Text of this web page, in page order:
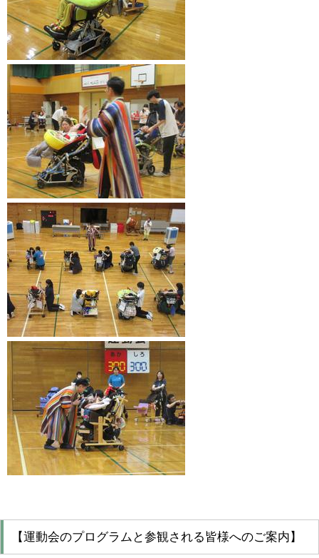
【運動会のプログラムと参観される皆様へのご案内】